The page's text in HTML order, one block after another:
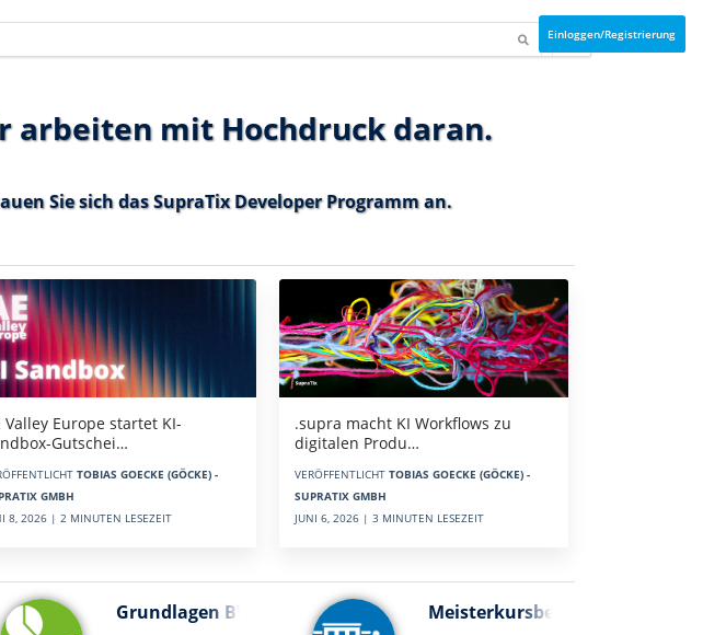
Einloggen/Registrierung
arbeiten mit Hochdruck daran.
Sie sich dasSupraTix Developer Programman.
Valley Europe startet KI-
Gutschei…
TOBIAS GOECKE (GÖCKE) -
GMBH
8, 2026 | 2 MINUTEN LESEZEIT
.supra macht KI Workflows zu
digitalen Produ…
VERÖFFENTLICHT TOBIAS GOECKE (GÖCKE) -
SUPRATIX GMBH
JUNI 6, 2026 | 3 MINUTEN LESEZEIT
Grundlagen BWL Meisterkursbegl…